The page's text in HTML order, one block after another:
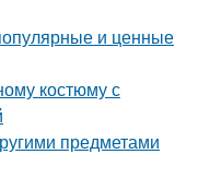
и ценные
костюму с
предметами